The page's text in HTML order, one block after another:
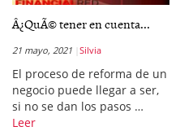
Â¿QuÃ© tener en cuenta...
21 mayo, 2021 Silvia
El proceso de reforma de un
negocio puede llegar a ser,
si no se dan los pasos …
Leer